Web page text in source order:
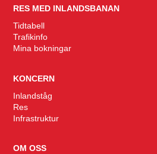
RES MED INLANDSBANAN
Tidtabell
Trafikinfo
Mina bokningar
KONCERN
Inlandståg
Res
Infrastruktur
OM OSS